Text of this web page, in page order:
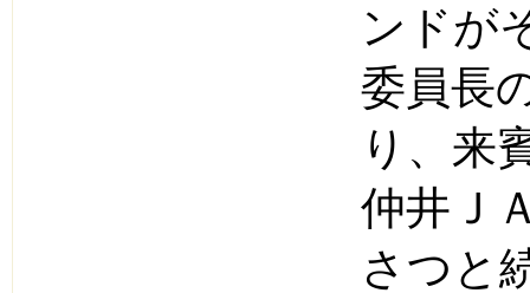
ンドが
委員長
り、来
仲井Ｊ
さつと